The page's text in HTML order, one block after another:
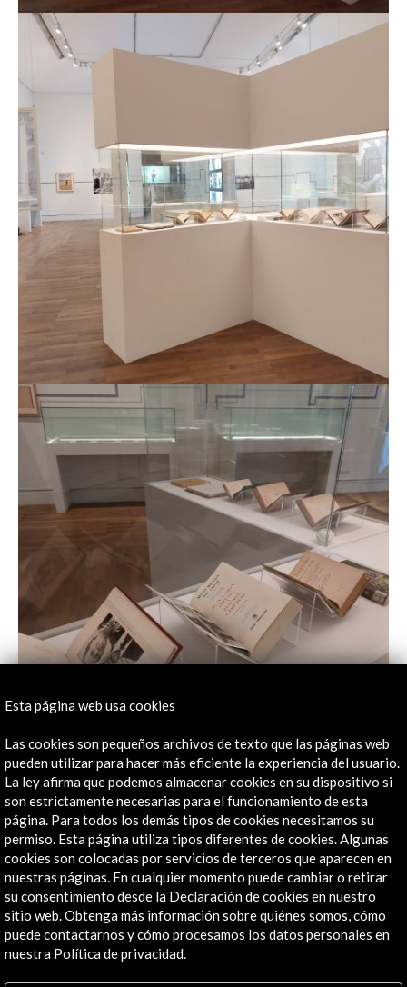
Esta página web usa cookies
Las cookies son pequeños archivos de texto que las páginas web
pueden utilizar para hacer más eficiente la experiencia del usuario.
La ley afirma que podemos almacenar cookies en su dispositivo si
son estrictamente necesarias para el funcionamiento de esta
página. Para todos los demás tipos de cookies necesitamos su
permiso. Esta página utiliza tipos diferentes de cookies. Algunas
cookies son colocadas por servicios de terceros que aparecen en
nuestras páginas. En cualquier momento puede cambiar o retirar
su consentimiento desde la Declaración de cookies en nuestro
sitio web. Obtenga más información sobre quiénes somos, cómo
puede contactarnos y cómo procesamos los datos personales en
nuestra Política de privacidad.